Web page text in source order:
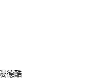
德酷